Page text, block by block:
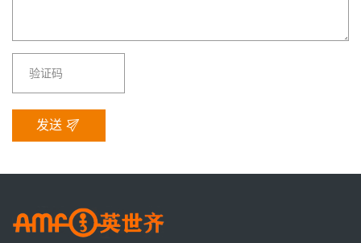
发送
更好的适应工业4.0的要求
AMF零点定位系统增加夹紧信号检测，与机器人和机床完美贴合，